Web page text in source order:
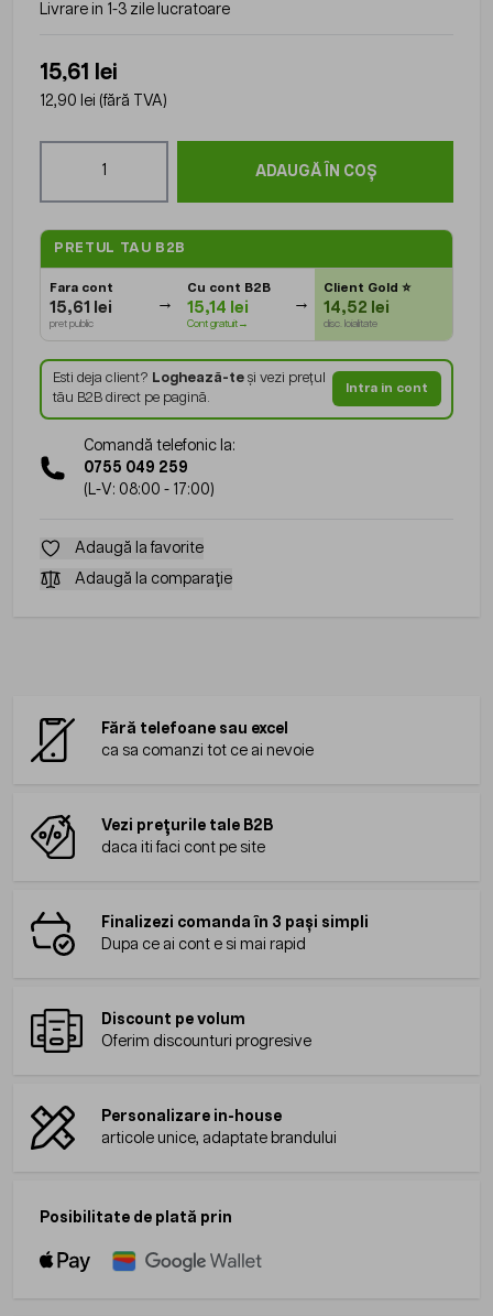
Livrare in 1-3 zile lucratoare
15,61 lei
12,90 lei (fără TVA)
ADAUGĂ ÎN COȘ
PRETUL TAU B2B
Fara cont
15,61 lei
pret public
Cu cont B2B
15,14 lei
Cont gratuit→
Client Gold⭐
14,52 lei
disc. loialitate
Esti deja client? Loghează-teși vezi prețul
tău B2B direct pe pagină.
Intra in cont
Comandă telefonic la:
0755 049 259
(L-V: 08:00 - 17:00)
Adaugă la favorite
Adaugă la comparație
Fără telefoane sau excel
ca sa comanzi tot ce ai nevoie
Vezi prețurile tale B2B
daca iti faci cont pe site
Finalizezi comanda în 3 pași simpli
Dupa ce ai cont e si mai rapid
Discount pe volum
Oferim discounturi progresive
Personalizare in-house
articole unice, adaptate brandului
Posibilitate de plată prin